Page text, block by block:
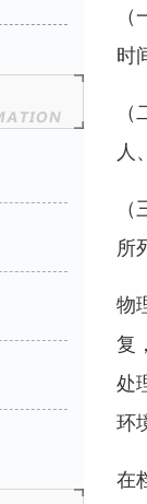
时
人
所
物
复
处
环
在